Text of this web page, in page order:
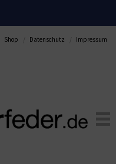
Shop Datenschutz Impressum